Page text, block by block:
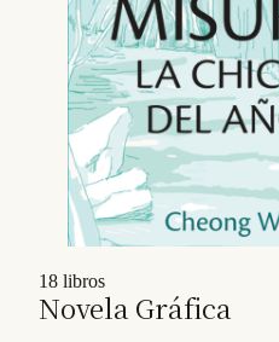
18 libros
Novela Gráfica